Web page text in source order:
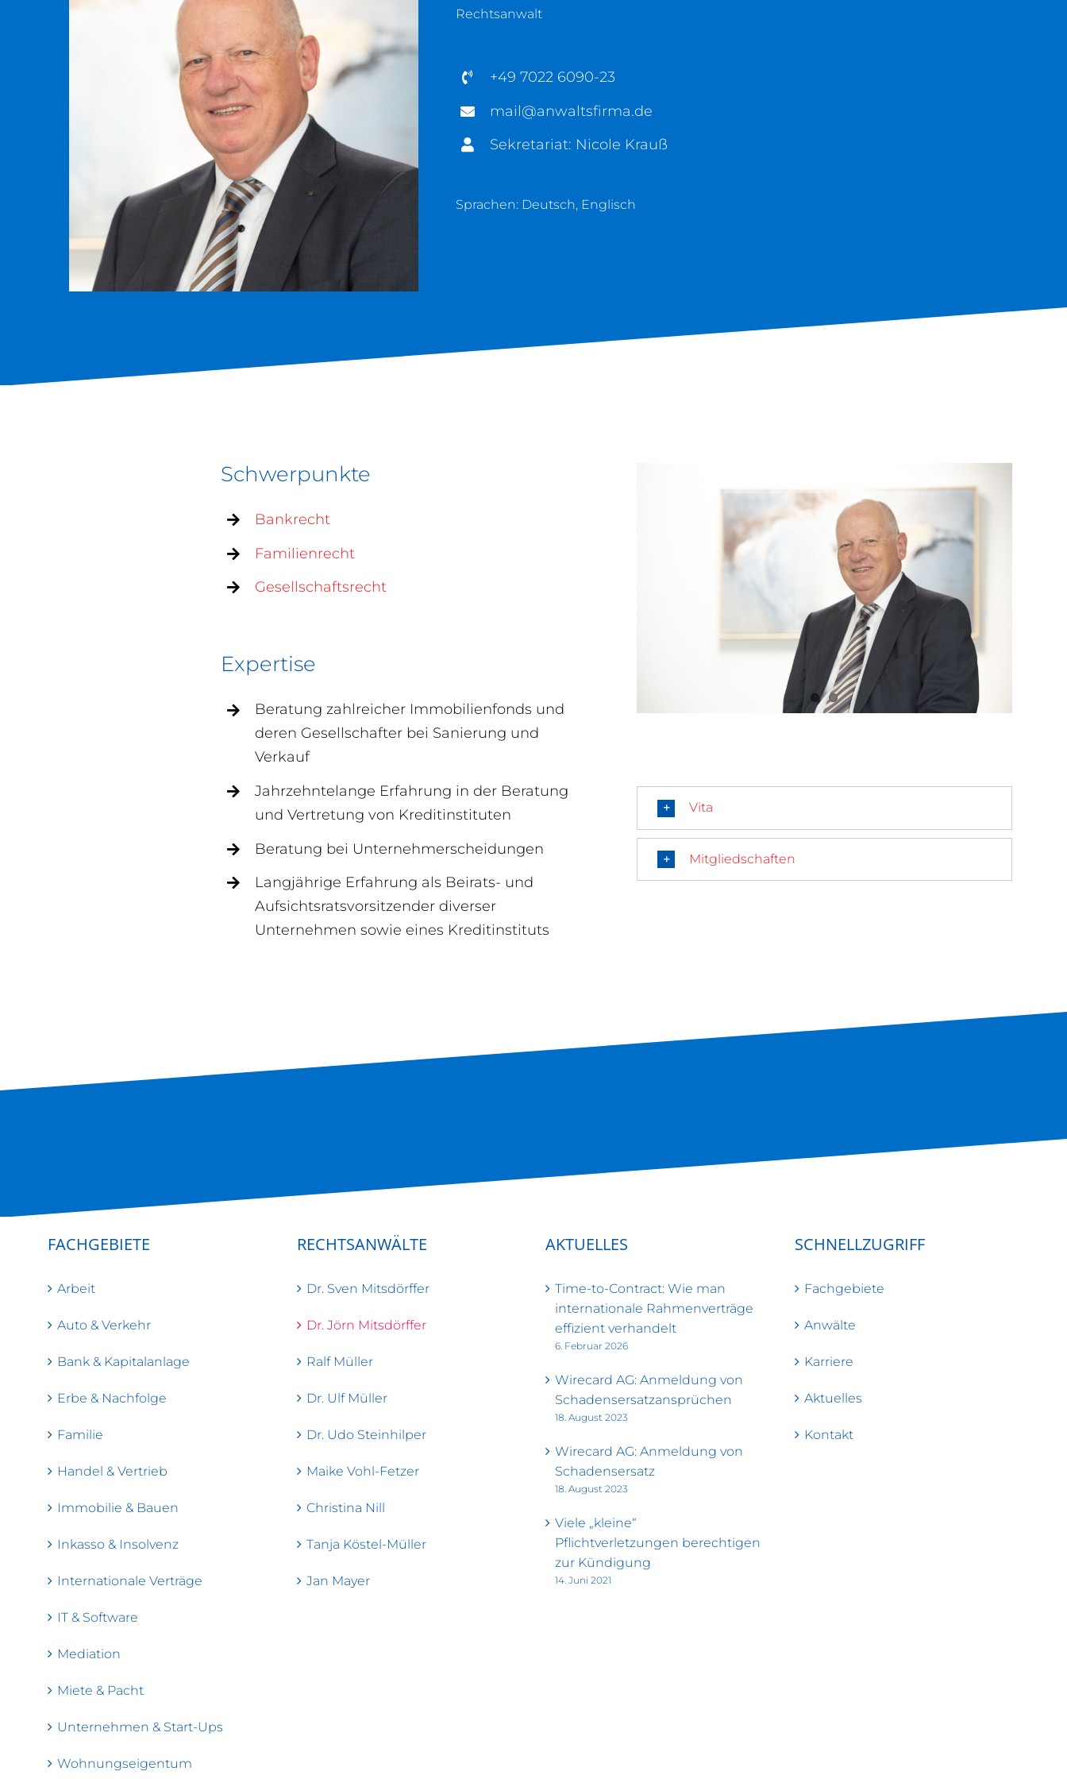
Rechtsanwalt
+49 7022 6090-23
mail@anwaltsfirma.de
Sekretariat: Nicole Krauß
Sprachen: Deutsch, Englisch
Schwerpunkte
Bankrecht
Familienrecht
Gesellschaftsrecht
Expertise
Beratung zahlreicher Immobilienfonds und
deren Gesellschafter bei Sanierung und
Verkauf
Jahrzehntelange Erfahrung in der Beratung
und Vertretung von Kreditinstituten
Beratung bei Unternehmerscheidungen
Langjährige Erfahrung als Beirats- und
Aufsichtsratsvorsitzender diverser
Unternehmen sowie eines Kreditinstituts
Vita
Mitgliedschaften
FACHGEBIETE
Arbeit
Auto & Verkehr
Bank & Kapitalanlage
Erbe & Nachfolge
Familie
Handel & Vertrieb
Immobilie & Bauen
Inkasso & Insolvenz
Internationale Verträge
IT & Software
Mediation
Miete & Pacht
Unternehmen & Start-Ups
Wohnungseigentum
RECHTSANWÄLTE
Dr. Sven Mitsdörffer
Dr. Jörn Mitsdörffer
Ralf Müller
Dr. Ulf Müller
Dr. Udo Steinhilper
Maike Vohl-Fetzer
Christina Nill
Tanja Köstel-Müller
Jan Mayer
AKTUELLES
Time-to-Contract: Wie man
internationale Rahmenverträge
effizient verhandelt
6. Februar 2026
Wirecard AG: Anmeldung von
Schadensersatzansprüchen
18. August 2023
Wirecard AG: Anmeldung von
Schadensersatz
18. August 2023
Viele „kleine“
Pflichtverletzungen berechtigen
zur Kündigung
14. Juni 2021
SCHNELLZUGRIFF
Fachgebiete
Anwälte
Karriere
Aktuelles
Kontakt